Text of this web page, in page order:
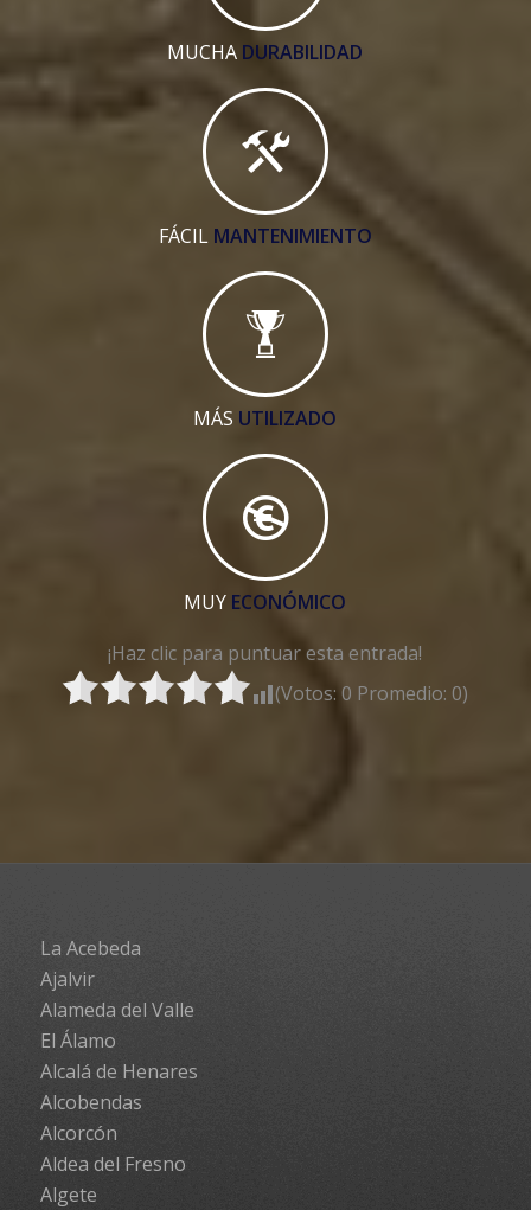
MUCHA DURABILIDAD
FÁCIL MANTENIMIENTO
MÁS UTILIZADO
MUY ECONÓMICO
¡Haz clic para puntuar esta entrada!
(Votos:0 Promedio: 0)
La Acebeda
Ajalvir
Alameda del Valle
El Álamo
Alcalá de Henares
Alcobendas
Alcorcón
Aldea del Fresno
Algete